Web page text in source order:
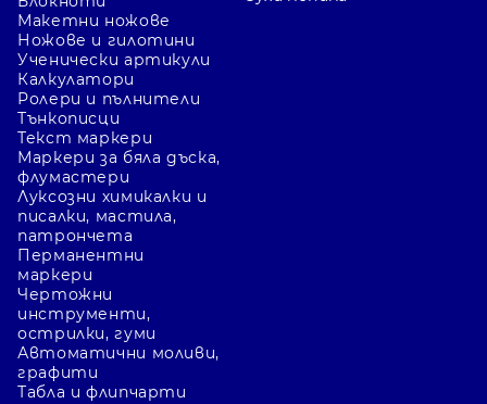
Макетни ножове
Ножове и гилотини
Ученически артикули
Калкулатори
Ролери и пълнители
Тънкописци
Текст маркери
Маркери за бяла дъска,
флумастери
Луксозни химикалки и
писалки, мастила,
патрончета
Перманентни
маркери
Чертожни
инструменти,
острилки, гуми
Автоматични моливи,
графити
Табла и флипчарти